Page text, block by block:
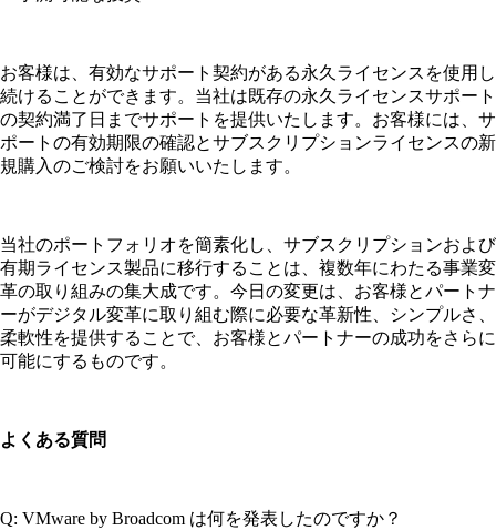
お客様は、有効なサポート契約がある永久ライセンスを使用し
続けることができます。当社は既存の永久ライセンスサポート
の契約満了日までサポートを提供いたします。お客様には、サ
ポートの有効期限の確認とサブスクリプションライセンスの新
規購入のご検討をお願いいたします。
当社のポートフォリオを簡素化し、サブスクリプションおよび
有期ライセンス製品に移行することは、複数年にわたる事業変
革の取り組みの集大成です。今日の変更は、お客様とパートナ
ーがデジタル変革に取り組む際に必要な革新性、シンプルさ、
柔軟性を提供することで、お客様とパートナーの成功をさらに
可能にするものです。
よくある質問
Q: VMware by Broadcom は何を発表したのですか？